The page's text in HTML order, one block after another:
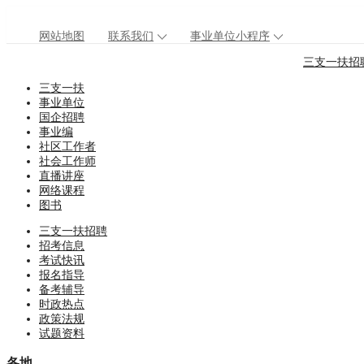
网站地图 联系我们
事业单位小程序
三支一扶招
三支一扶
事业单位
国企招聘
事业编
社区工作者
社会工作师
直播讲座
网络课程
图书
三支一扶招聘
招考信息
考试快讯
报名指导
备考辅导
时政热点
政策法规
试题资料